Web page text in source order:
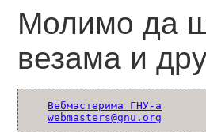
Молимо да
везама и
Вебмастерима ГНУ-а
webmasters@gnu.org